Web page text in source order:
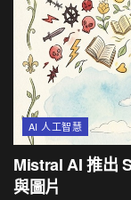
AI 人工智慧
Mistral AI 推出
與圖片